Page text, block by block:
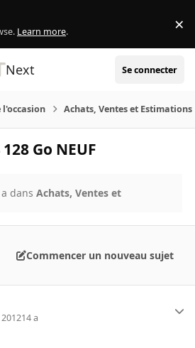
Learn more. ×
Next Se connecter
l'occasion Achats, Ventes et Estimations
Go NEUF
dansAchats, Ventes et
Commencer un nouveau sujet
14 a